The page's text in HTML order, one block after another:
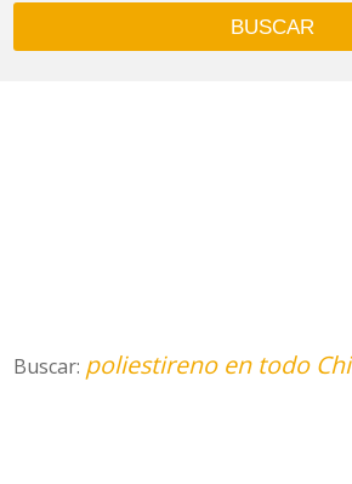
Buscar: poliestireno en todo